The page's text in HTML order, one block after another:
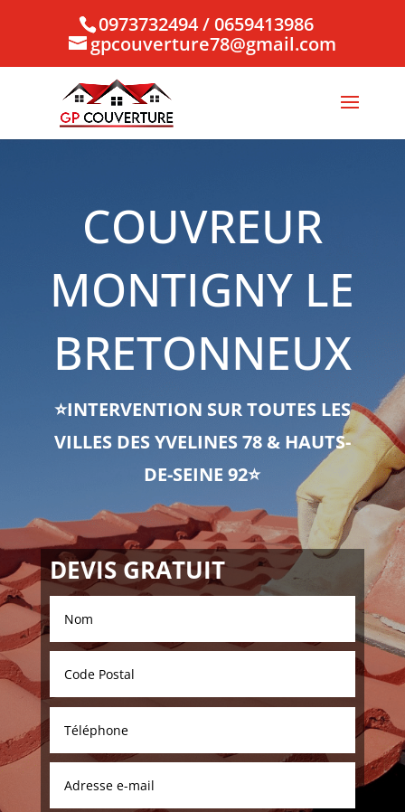
0973732494 / 0659413986
gpcouverture78@gmail.com
COUVREUR
MONTIGNY LE
BRETONNEUX
⭐INTERVENTION SUR TOUTES LES
VILLES DES YVELINES 78 & HAUTS-
DE-SEINE 92⭐
DEVIS GRATUIT